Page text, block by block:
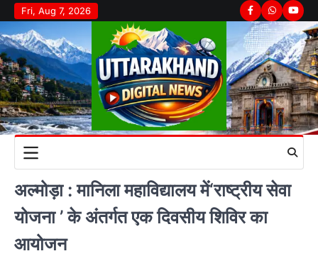
Skip
to
content
Fri, Aug 7, 2026 Facebook
Whatsapp
अल्मोड़ा : मानिला महाविद्यालय में‘राष्ट्रीय सेवा
योजना ’ के अंतर्गत एक दिवसीय शिविर का
आयोजन